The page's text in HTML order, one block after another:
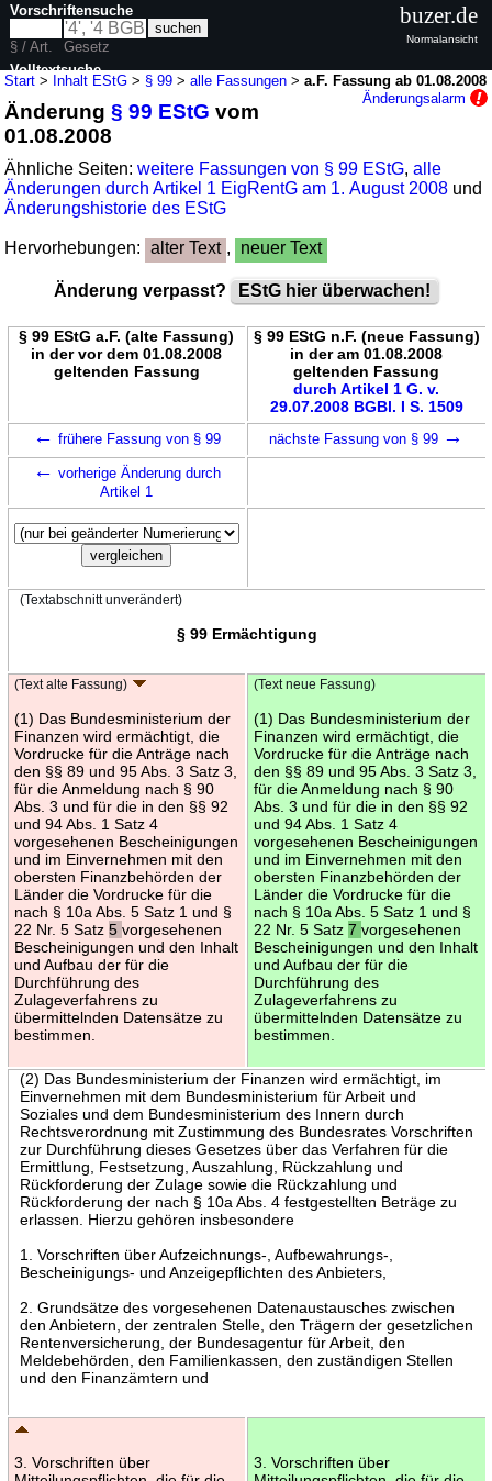
Start > Inhalt EStG > § 99 >alle Fassungen >a.F. Fassung ab 01.08.2008
Änderungsalarm
Änderung§ 99 EStG vom
01.08.2008
Ähnliche Seiten:weitere Fassungen von § 99 EStG,alle
Änderungen durch Artikel 1 EigRentG am 1. August 2008 und
Änderungshistorie des EStG
Hervorhebungen: alter Text , neuer Text
Änderung verpasst? EStG hier überwachen!
§ 99 EStG a.F. (alte Fassung)
in der vor dem 01.08.2008
geltenden Fassung
§ 99 EStG n.F. (neue Fassung)
in der am 01.08.2008
geltenden Fassung
durch Artikel 1 G. v.
29.07.2008 BGBl. I S. 1509
← frühere Fassung von § 99 nächste Fassung von § 99 →
← vorherige Änderung durch
Artikel 1
(Textabschnitt unverändert)
§ 99 Ermächtigung
(Text alte Fassung)
(1) Das Bundesministerium der
Finanzen wird ermächtigt, die
Vordrucke für die Anträge nach
den §§ 89 und 95 Abs. 3 Satz 3,
für die Anmeldung nach § 90
Abs. 3 und für die in den §§ 92
und 94 Abs. 1 Satz 4
vorgesehenen Bescheinigungen
und im Einvernehmen mit den
obersten Finanzbehörden der
Länder die Vordrucke für die
nach § 10a Abs. 5 Satz 1 und §
22 Nr. 5 Satz 5 vorgesehenen
Bescheinigungen und den Inhalt
und Aufbau der für die
Durchführung des
Zulageverfahrens zu
übermittelnden Datensätze zu
bestimmen.
(Text neue Fassung)
(1) Das Bundesministerium der
Finanzen wird ermächtigt, die
Vordrucke für die Anträge nach
den §§ 89 und 95 Abs. 3 Satz 3,
für die Anmeldung nach § 90
Abs. 3 und für die in den §§ 92
und 94 Abs. 1 Satz 4
vorgesehenen Bescheinigungen
und im Einvernehmen mit den
obersten Finanzbehörden der
Länder die Vordrucke für die
nach § 10a Abs. 5 Satz 1 und §
22 Nr. 5 Satz 7 vorgesehenen
Bescheinigungen und den Inhalt
und Aufbau der für die
Durchführung des
Zulageverfahrens zu
übermittelnden Datensätze zu
bestimmen.
(2) Das Bundesministerium der Finanzen wird ermächtigt, im
Einvernehmen mit dem Bundesministerium für Arbeit und
Soziales und dem Bundesministerium des Innern durch
Rechtsverordnung mit Zustimmung des Bundesrates Vorschriften
zur Durchführung dieses Gesetzes über das Verfahren für die
Ermittlung, Festsetzung, Auszahlung, Rückzahlung und
Rückforderung der Zulage sowie die Rückzahlung und
Rückforderung der nach § 10a Abs. 4 festgestellten Beträge zu
erlassen. Hierzu gehören insbesondere
1. Vorschriften über Aufzeichnungs-, Aufbewahrungs-,
Bescheinigungs- und Anzeigepflichten des Anbieters,
2. Grundsätze des vorgesehenen Datenaustausches zwischen
den Anbietern, der zentralen Stelle, den Trägern der gesetzlichen
Rentenversicherung, der Bundesagentur für Arbeit, den
Meldebehörden, den Familienkassen, den zuständigen Stellen
und den Finanzämtern und
3. Vorschriften über
3. Vorschriften über
Vorschriftensuche
§ / Art.
Gesetz
Volltextsuche
nur in EStG
buzer.de
Normalansicht